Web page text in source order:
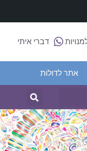
דברי איתי
אתר לדולות